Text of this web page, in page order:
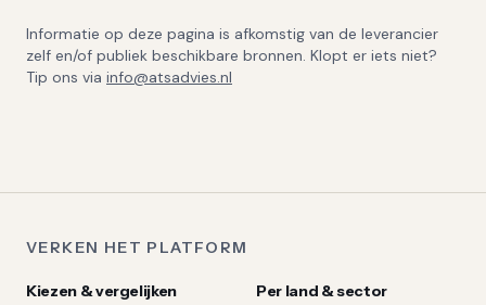
Informatie op deze pagina is afkomstig van de leverancier
zelf en/of publiek beschikbare bronnen. Klopt er iets niet?
Tip ons via info@atsadvies.nl
VERKEN HET PLATFORM
Kiezen & vergelijken
Per land & sector